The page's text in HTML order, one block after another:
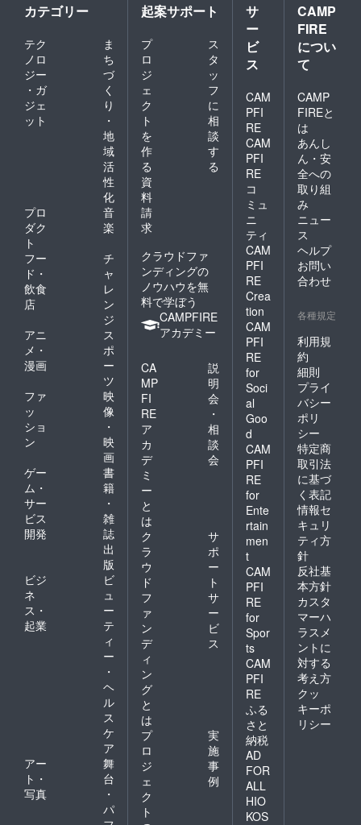
カテゴリー
テク
ノロ
ジー
・ガ
ジェ
ット
ま
ち
づ
く
り
・
地
域
活
性
化
プロ
ダク
ト
音
楽
フー
ド・
飲食
店
チ
ャ
レ
ン
ジ
アニ
メ・
漫画
ス
ポ
ー
ツ
ファ
ッ
ショ
ン
映
像
・
映
画
ゲー
ム・
サー
ビス
開発
書
籍
・
雑
誌
出
版
ビジ
ネ
ス・
起業
ビ
ュ
ー
テ
ィ
ー
・
ヘ
ル
ス
ケ
ア
アー
ト・
写真
舞
台
・
パ
起案サポート
プ
ロ
ジ
ェ
ク
ト
を
作
る
ス
タ
ッ
フ
に
相
談
す
る
資
料
請
求
クラウドファ
ンディングの
ノウハウを無
料で学ぼう
CAMPFIRE
アカデミー
CA
MP
FI
RE
ア
カ
デ
ミ
ー
と
は
説
明
会
・
相
談
会
ク
ラ
ウ
ド
フ
ァ
ン
デ
ィ
ン
グ
と
は
サ
ポ
ー
ト
サ
ー
ビ
ス
プ
ロ
ジ
ェ
ク
ト
実
施
事
例
サ
ー
ビ
ス
CAM
PFI
RE
CAM
PFI
RE
コ
ミュ
ニ
ティ
CAM
PFI
RE
Crea
tion
CAM
PFI
RE
for
Soci
al
Goo
d
CAM
PFI
RE
for
Ente
rtain
men
t
CAM
PFI
RE
for
Spor
ts
CAM
PFI
RE
ふる
さと
納税
AD
FOR
ALL
HIO
KOS
CAMP
FIRE
につい
て
CAMP
FIREと
は
あんし
ん・安
全への
取り組
み
ニュー
ス
ヘルプ
お問い
合わせ
各種規定
利用規
約
細則
プライ
バシー
ポリ
シー
特定商
取引法
に基づ
く表記
情報セ
キュリ
ティ方
針
反社基
本方針
カスタ
マーハ
ラスメ
ントに
対する
考え方
クッ
キーポ
リシー